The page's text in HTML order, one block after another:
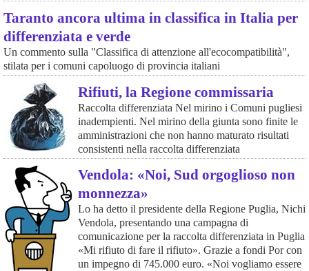
Taranto ancora ultima in classifica in Italia per
differenziata e verde
Un commento sulla "Classifica di attenzione all'ecocompatibilità",
stilata per i comuni capoluogo di provincia italiani
Rifiuti, la Regione commissaria
Raccolta differenziata Nel mirino i Comuni pugliesi
inadempienti. Nel mirino della giunta sono finite le
amministrazioni che non hanno maturato risultati
consistenti nella raccolta differenziata
Vendola: «Noi, Sud orgoglioso non
monnezza»
Lo ha detto il presidente della Regione Puglia, Nichi
Vendola, presentando una campagna di
comunicazione per la raccolta differenziata in Puglia
«Mi rifiuto di fare il rifiuto». Grazie a fondi Por con
un impegno di 745.000 euro. «Noi vogliamo essere